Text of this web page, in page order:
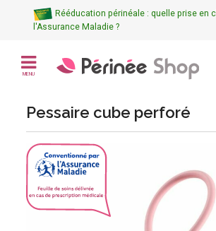
Rééducation périnéale : quelle prise en
l'Assurance Maladie ?
MENU
Pessaire cube perforé